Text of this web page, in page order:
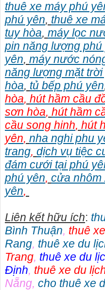
thuê xe máy phú
phú yên, thuê xe
tuy hòa, máy lọc
pin năng lượng phú
yên, máy nước
năng lượng mặt trời
hòa, tủ bếp phú yên
hòa, hút hầm cầu
sơn hòa, hút hầm
cầu song hinh, hút
yên, nha nghi phu
trang, dịch vụ tiệc
đám cưới tại phú
phú yên, cửa nhôm
yên,
Liên kết hữu ích:
Bình Thuận, thuê
Rang, thuê xe du
Trang, thuê xe du
Định, thuê xe du
Nẵng, cho thuê xe
nhà nguyên căn Phú Yên,
nguyên căn tại Phú Yên
tôi hiên đang cho thuê nhà
Hòa - Phú Yên.